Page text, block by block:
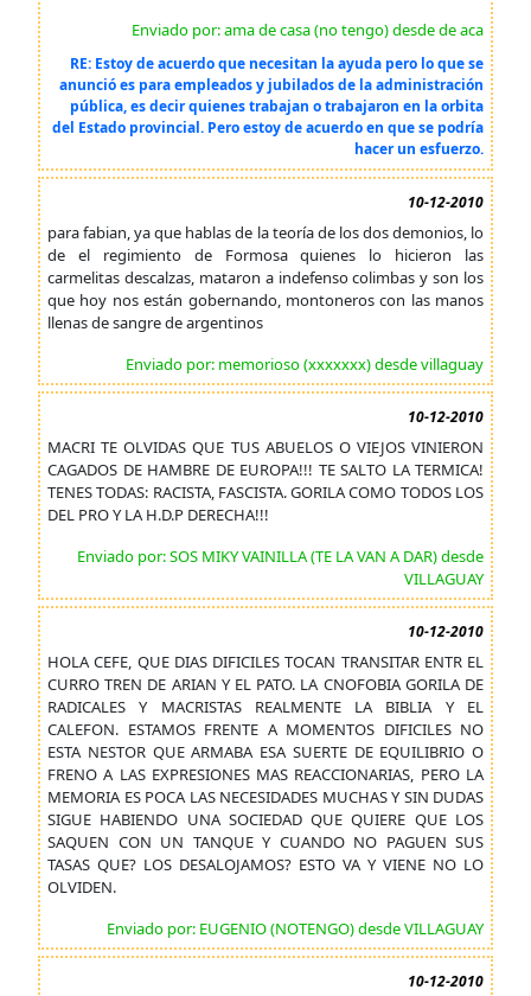
Enviado por: ama de casa (no tengo) desde de aca
RE: Estoy de acuerdo que necesitan la ayuda pero lo que se
anunció es para empleados y jubilados de la administración
pública, es decir quienes trabajan o trabajaron en la orbita
del Estado provincial. Pero estoy de acuerdo en que se podría
hacer un esfuerzo.
10-12-2010
para fabian, ya que hablas de la teoría de los dos demonios, lo
de el regimiento de Formosa quienes lo hicieron las
carmelitas descalzas, mataron a indefenso colimbas y son los
que hoy nos están gobernando, montoneros con las manos
llenas de sangre de argentinos
Enviado por: memorioso (xxxxxxx) desde villaguay
10-12-2010
MACRI TE OLVIDAS QUE TUS ABUELOS O VIEJOS VINIERON
CAGADOS DE HAMBRE DE EUROPA!!! TE SALTO LA TERMICA!
TENES TODAS: RACISTA, FASCISTA. GORILA COMO TODOS LOS
DEL PRO Y LA H.D.P DERECHA!!!
Enviado por: SOS MIKY VAINILLA (TE LA VAN A DAR) desde
VILLAGUAY
10-12-2010
HOLA CEFE, QUE DIAS DIFICILES TOCAN TRANSITAR ENTR EL
CURRO TREN DE ARIAN Y EL PATO. LA CNOFOBIA GORILA DE
RADICALES Y MACRISTAS REALMENTE LA BIBLIA Y EL
CALEFON. ESTAMOS FRENTE A MOMENTOS DIFICILES NO
ESTA NESTOR QUE ARMABA ESA SUERTE DE EQUILIBRIO O
FRENO A LAS EXPRESIONES MAS REACCIONARIAS, PERO LA
MEMORIA ES POCA LAS NECESIDADES MUCHAS Y SIN DUDAS
SIGUE HABIENDO UNA SOCIEDAD QUE QUIERE QUE LOS
SAQUEN CON UN TANQUE Y CUANDO NO PAGUEN SUS
TASAS QUE? LOS DESALOJAMOS? ESTO VA Y VIENE NO LO
OLVIDEN.
Enviado por: EUGENIO (NOTENGO) desde VILLAGUAY
10-12-2010